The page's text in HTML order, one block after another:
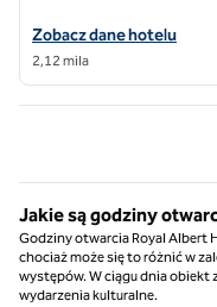
Zobacz szczegóły
Zobacz dane hotelu
2,12 mila
Jakie są godziny
Godziny otwarcia Royal Albert
chociaż może się to różnić w
występów. W ciągu dnia obiekt
wydarzenia kulturalne.